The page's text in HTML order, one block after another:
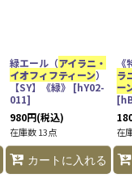
緑エール（アイラニ・
イオフィフティーン）
【SY】《緑》 [hY02-
011]
980円(税込)
在庫数 13点
カートに入れる
ラ
ー
[
在